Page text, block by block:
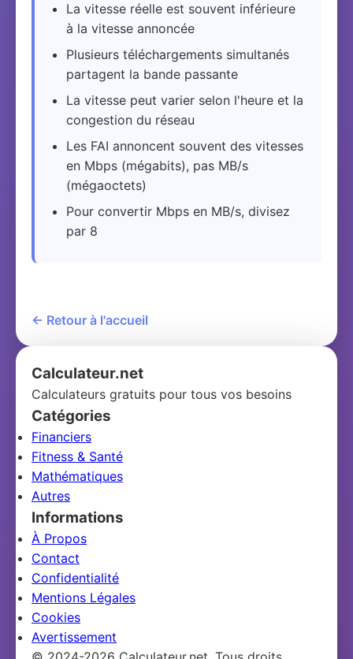
La vitesse réelle est souvent inférieure
à la vitesse annoncée
Plusieurs téléchargements simultanés
partagent la bande passante
La vitesse peut varier selon l'heure et la
congestion du réseau
Les FAI annoncent souvent des vitesses
en Mbps (mégabits), pas MB/s
(mégaoctets)
Pour convertir Mbps en MB/s, divisez
par 8
← Retour à l'accueil
Calculateur.net
Calculateurs gratuits pour tous vos besoins
Catégories
Financiers
Fitness & Santé
Mathématiques
Autres
Informations
À Propos
Contact
Confidentialité
Mentions Légales
Cookies
Avertissement